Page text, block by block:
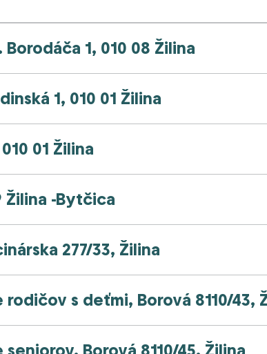
1, 010 08 Žilina
1, 010 01 Žilina
01 Žilina
Žilina -Bytčica
277/33, Žilina
s deťmi, Borová 8110/43,
Borová 8110/45, Žilina